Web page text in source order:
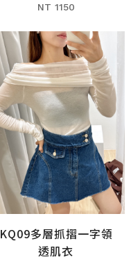
NT 1150
加入購物車
KQ09多層抓摺一字領
透肌衣